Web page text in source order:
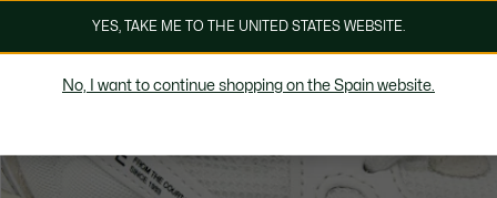
YES, TAKE ME TO THE UNITED STATES WEBSITE.
No, I want to continue shopping on the Spain website.